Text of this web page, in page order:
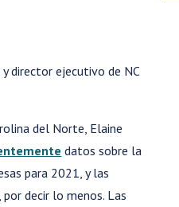
director ejecutivo de NC
del Norte, Elaine
datos sobre la
para 2021, y las
decir lo menos. Las